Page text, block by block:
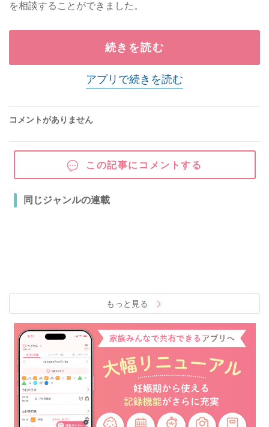
を相談することができました。
続きを読む
アプリで続きを読む
コメントがありません
この記事にコメントする
同じジャンルの連載
もっと見る